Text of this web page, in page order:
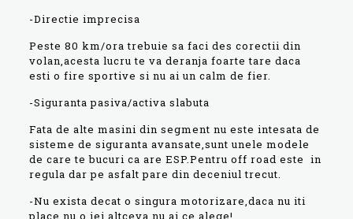
-Directie imprecisa
Peste 80 km/ora trebuie sa faci des corectii din
volan,acesta lucru te va deranja foarte tare daca
esti o fire sportive si nu ai un calm de fier.
-Siguranta pasiva/activa slabuta
Fata de alte masini din segment nu este intesata de
sisteme de siguranta avansate,sunt unele modele
de care te bucuri ca are ESP.Pentru off road este in
regula dar pe asfalt pare din deceniul trecut.
-Nu exista decat o singura motorizare,daca nu iti
place nu o iei altceva nu ai ce alege!